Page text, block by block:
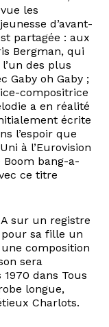
les
d’avant-
partagée : aux
Bergman, qui
des plus
Gaby oh Gaby ;
compositrice
a en réalité
écrite
l’espoir que
à l’Eurovision
bang-a-
ce titre
sur un registre
sa fille un
composition
sera
dans Tous
longue,
Charlots.